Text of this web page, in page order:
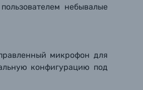
небывалые
микрофон для
конфигурацию под